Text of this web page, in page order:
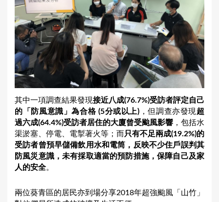
其中一項調查結果發現接近八成(76.7%)受訪者評定自己
的「防風意識」為合格 (5分或以上) ，但調查亦發現 超
過六成(64.4%)受訪者居住的大廈曾受颱風影響 ，包括水
渠淤塞、停電、電掣著火等；而 只有不足兩成(19.2%)的
受訪者曾預早儲備飲用水和電筒，反映不少住戶誤判其
防風災意識，未有採取適當的預防措施，保障自己及家
人的安全。
兩位葵青區的居民亦到場分享2018年超強颱風「山竹」